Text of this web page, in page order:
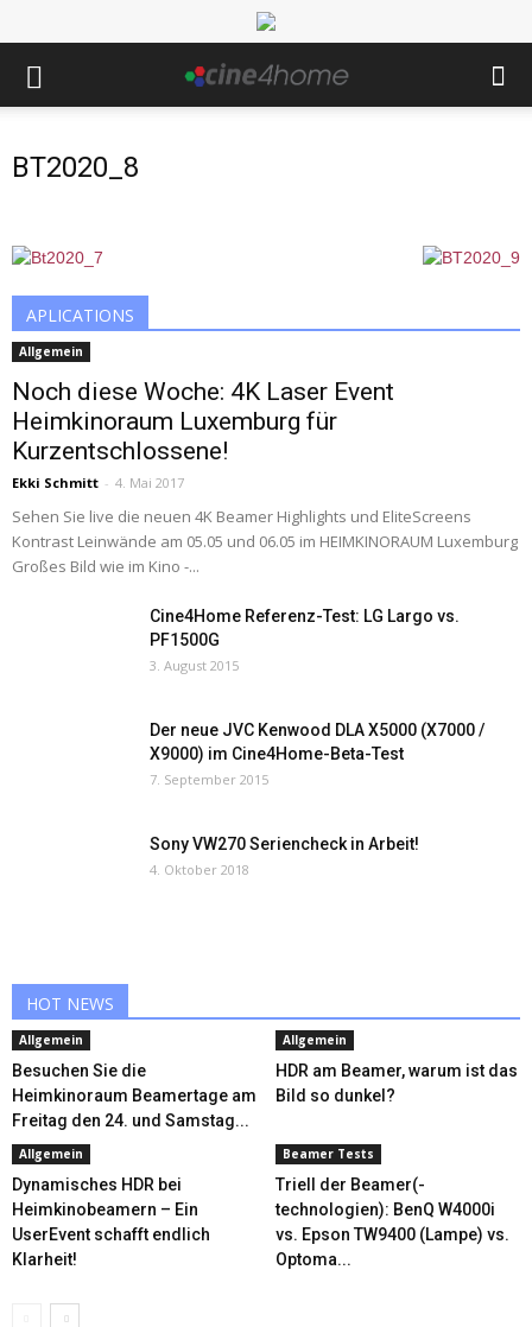
BT2020_8
APLICATIONS
Allgemein
Noch diese Woche: 4K Laser Event
Heimkinoraum Luxemburg für
Kurzentschlossene!
Ekki Schmitt - 4. Mai 2017
Sehen Sie live die neuen 4K Beamer Highlights und EliteScreens
Kontrast Leinwände am 05.05 und 06.05 im HEIMKINORAUM Luxemburg
Großes Bild wie im Kino -...
Cine4Home Referenz-Test: LG Largo vs.
PF1500G
3. August 2015
Der neue JVC Kenwood DLA X5000 (X7000 /
X9000) im Cine4Home-Beta-Test
7. September 2015
Sony VW270 Seriencheck in Arbeit!
4. Oktober 2018
HOT NEWS
Allgemein
Besuchen Sie die
Heimkinoraum Beamertage am
Freitag den 24. und Samstag...
Allgemein
HDR am Beamer, warum ist das
Bild so dunkel?
Allgemein
Dynamisches HDR bei
Heimkinobeamern – Ein
UserEvent schafft endlich
Klarheit!
Beamer Tests
Triell der Beamer(-
technologien): BenQ W4000i
vs. Epson TW9400 (Lampe) vs.
Optoma...